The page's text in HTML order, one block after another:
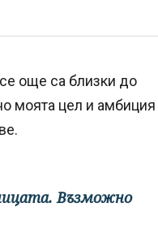
още са близки до
моята цел и амбиция
Възможно